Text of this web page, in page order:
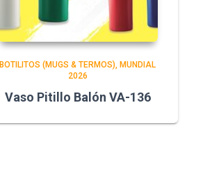
BOTILITOS (MUGS & TERMOS) MUNDIAL
2026
Vaso Pitillo Balón VA-136